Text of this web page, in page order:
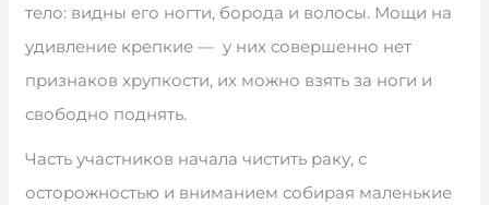
тело: видны его ногти, борода и волосы. Мощи на
удивление крепкие — у них совершенно нет
признаков хрупкости, их можно взять за ноги и
свободно поднять.
Часть участников начала чистить раку, с
осторожностью и вниманием собирая маленькие